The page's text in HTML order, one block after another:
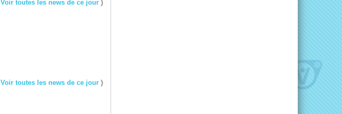
Voir toutes les news de ce jour )
Voir toutes les news de ce jour )